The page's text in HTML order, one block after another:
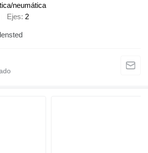
neumática
Ejes 2